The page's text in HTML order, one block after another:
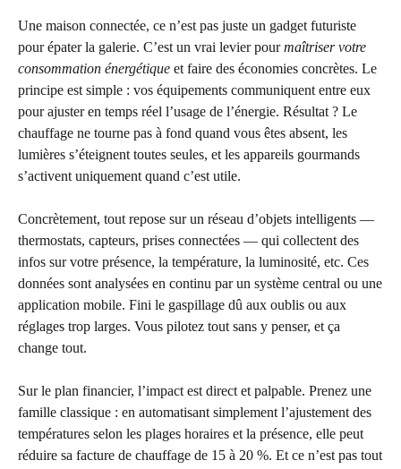
Une maison connectée, ce n’est pas juste un gadget futuriste
pour épater la galerie. C’est un vrai levier pourmaîtriser votre
consommation énergétique et faire des économies concrètes. Le
principe est simple : vos équipements communiquent entre eux
pour ajuster en temps réel l’usage de l’énergie. Résultat ? Le
chauffage ne tourne pas à fond quand vous êtes absent, les
lumières s’éteignent toutes seules, et les appareils gourmands
s’activent uniquement quand c’est utile.
Concrètement, tout repose sur un réseau d’objets intelligents —
thermostats, capteurs, prises connectées — qui collectent des
infos sur votre présence, la température, la luminosité, etc. Ces
données sont analysées en continu par un système central ou une
application mobile. Fini le gaspillage dû aux oublis ou aux
réglages trop larges. Vous pilotez tout sans y penser, et ça
change tout.
Sur le plan financier, l’impact est direct et palpable. Prenez une
famille classique : en automatisant simplement l’ajustement des
températures selon les plages horaires et la présence, elle peut
réduire sa facture de chauffage de 15 à 20 %. Et ce n’est pas tout